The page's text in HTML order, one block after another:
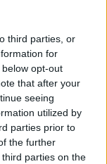
third parties, or
for
opt-out
that after your
seeing
utilized by
parties prior to
the further
parties on the